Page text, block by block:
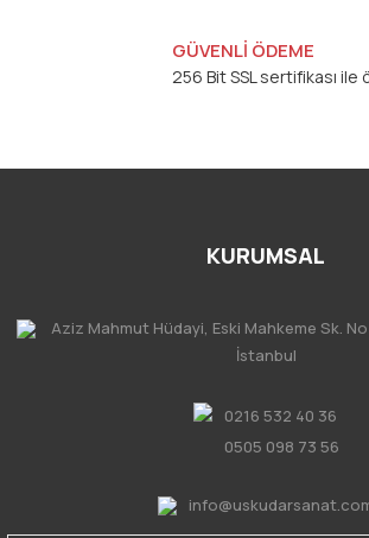
GÜVENLİ ÖDEME
256 Bit SSL sertifikası ile
KURUMSAL
Aziz Mahmut Hüdayi, Eski Mahkeme Sk.
İstanbul
0216 532 40 36
0505 098 73 56